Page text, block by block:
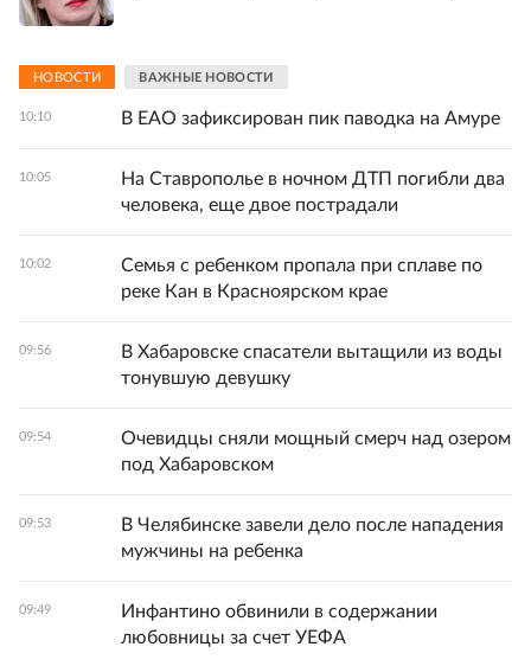
НОВОСТИ ВАЖНЫЕ НОВОСТИ
10:10 В ЕАО зафиксирован пик паводка на Амуре
10:05
На Ставрополье в ночном ДТП погибли два
человека, еще двое пострадали
10:02
Семья с ребенком пропала при сплаве по
реке Кан в Красноярском крае
09:56
В Хабаровске спасатели вытащили из воды
тонувшую девушку
09:54
Очевидцы сняли мощный смерч над озером
под Хабаровском
09:53
В Челябинске завели дело после нападения
мужчины на ребенка
09:49
Инфантино обвинили в содержании
любовницы за счет УЕФА